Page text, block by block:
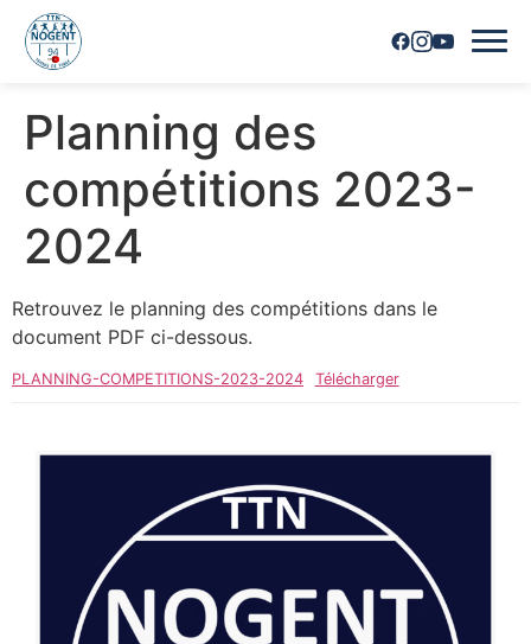
Accueil
Horaires
Nous contacter
Les joueurs
Vie du club
Photos
Planning des
compétitions 2023-
2024
Retrouvez le planning des compétitions dans le
document PDF ci-dessous.
PLANNING-COMPETITIONS-2023-2024 Télécharger